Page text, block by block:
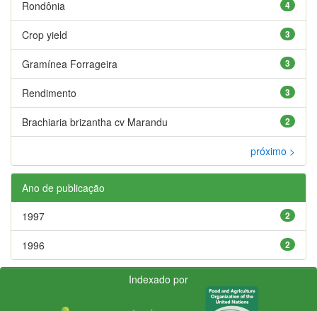
4
Rondônia
3
Crop yield
3
Gramínea Forrageira
3
Rendimento
2
Brachiaria brizantha cv Marandu
próximo >
Ano de publicação
2
1997
2
1996
Indexado por